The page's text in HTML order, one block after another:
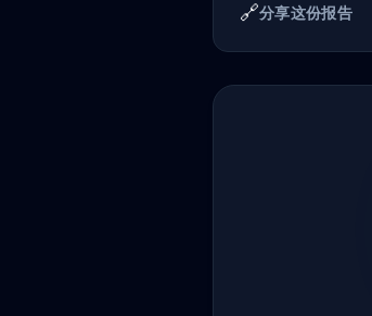
🔗分享这份报告